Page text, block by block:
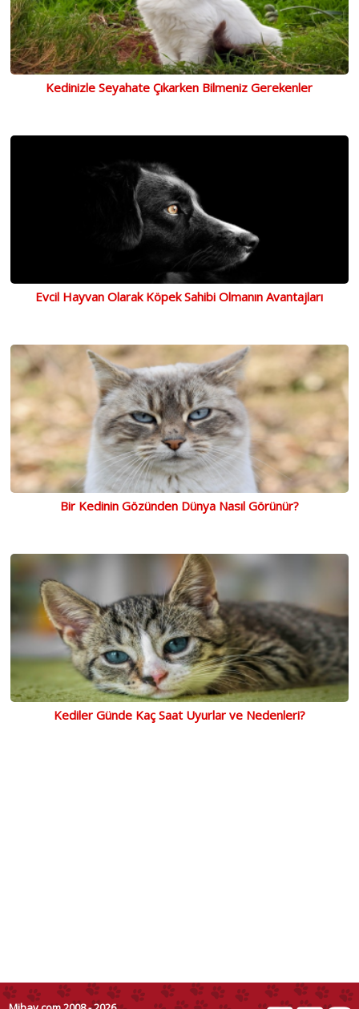
Kedinizle Seyahate Çıkarken Bilmeniz Gerekenler
Evcil Hayvan Olarak Köpek Sahibi Olmanın Avantajları
Bir Kedinin Gözünden Dünya Nasıl Görünür?
Kediler Günde Kaç Saat Uyurlar ve Nedenleri?